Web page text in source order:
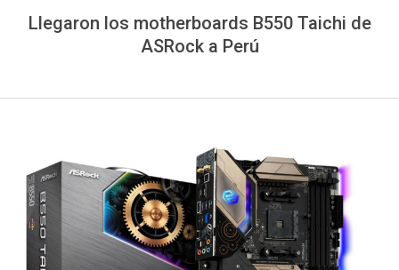
Llegaron los motherboards B550 Taichi de
ASRock a Perú